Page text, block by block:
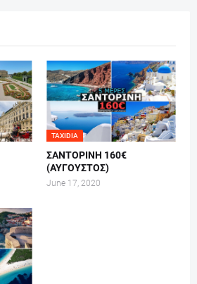
TAXIDIA
ΣΑΝΤΟΡΙΝΗ 160€
(ΑΥΓΟΥΣΤΟΣ)
June 17, 2020